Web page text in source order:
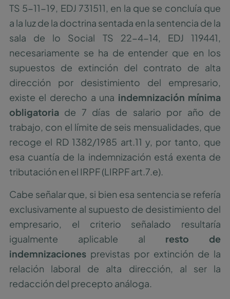
TS 5-11-19, EDJ 731511, en la que se concluía que
a la luz de la doctrina sentada en la sentencia de la
sala de lo Social TS 22-4-14, EDJ 119441,
necesariamente se ha de entender que en los
supuestos de extinción del contrato de alta
dirección por desistimiento del empresario,
existe el derecho a una indemnización mínima
obligatoriade 7 días de salario por año de
trabajo, con el límite de seis mensualidades, que
recoge el RD 1382/1985 art.11 y, por tanto, que
esa cuantía de la indemnización está exenta de
tributación en el IRPF (LIRPF art.7.e).
Cabe señalar que, si bien esa sentencia se refería
exclusivamente al supuesto de desistimiento del
empresario, el criterio señalado resultaría
igualmente aplicable al resto de
indemnizacionesprevistas por extinción de la
relación laboral de alta dirección, al ser la
redacción del precepto análoga.